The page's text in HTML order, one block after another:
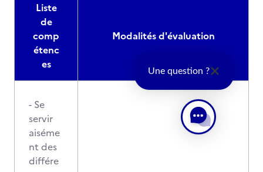
Liste
de
comp
étenc
es
Modalités d'évaluation
- Se
servir
aiséme
nt des
différe
Une question ?